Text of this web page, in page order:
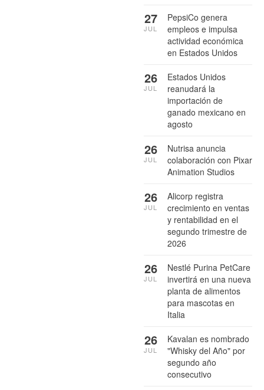
PepsiCo genera
empleos e impulsa
actividad económica
en Estados Unidos
27
JUL
Estados Unidos
reanudará la
importación de
ganado mexicano en
agosto
26
JUL
Nutrisa anuncia
colaboración con Pixar
Animation Studios
26
JUL
Alicorp registra
crecimiento en ventas
y rentabilidad en el
segundo trimestre de
2026
26
JUL
Nestlé Purina PetCare
invertirá en una nueva
planta de alimentos
para mascotas en
Italia
26
JUL
Kavalan es nombrado
"Whisky del Año" por
segundo año
consecutivo
26
JUL